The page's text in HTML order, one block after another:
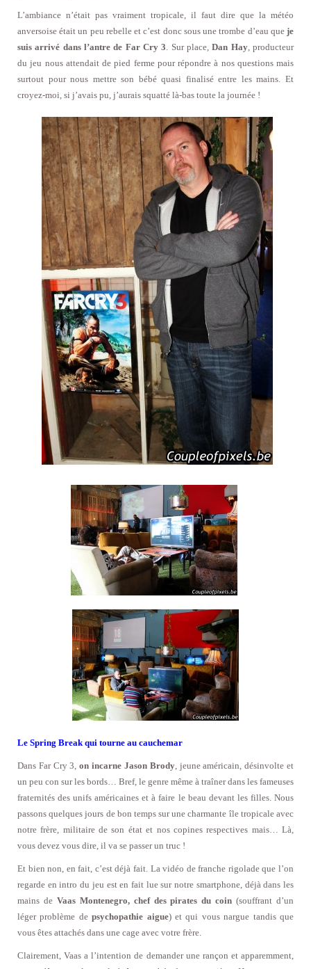
L’ambiance n’était pas vraiment tropicale, il faut dire que la météo
anversoise était un peu rebelle et c’est donc sous une trombe d’eau que je
suis arrivé dans l’antre de Far Cry 3. Sur place,Dan Hay, producteur
du jeu nous attendait de pied ferme pour répondre à nos questions mais
surtout pour nous mettre son bébé quasi finalisé entre les mains. Et
croyez-moi, si j’avais pu, j’aurais squatté là-bas toute la journée !
Le Spring Break qui tourne au cauchemar
Dans Far Cry 3,on incarne Jason Brody, jeune américain, désinvolte et
un peu con sur les bords… Bref, le genre même à traîner dans les fameuses
fraternités des unifs américaines et à faire le beau devant les filles. Nous
passons quelques jours de bon temps sur une charmante île tropicale avec
notre frère, militaire de son état et nos copines respectives mais… Là,
vous devez vous dire, il va se passer un truc !
Et bien non, en fait, c’est déjà fait. La vidéo de franche rigolade que l’on
regarde en intro du jeu est en fait lue sur notre smartphone, déjà dans les
mains de Vaas Montenegro, chef des pirates du coin (souffrant d’un
léger problème depsychopathie aigue) et qui vous nargue tandis que
vous êtes attachés dans une cage avec votre frère.
Clairement, Vaas a l’intention de demander une rançon et apparemment,